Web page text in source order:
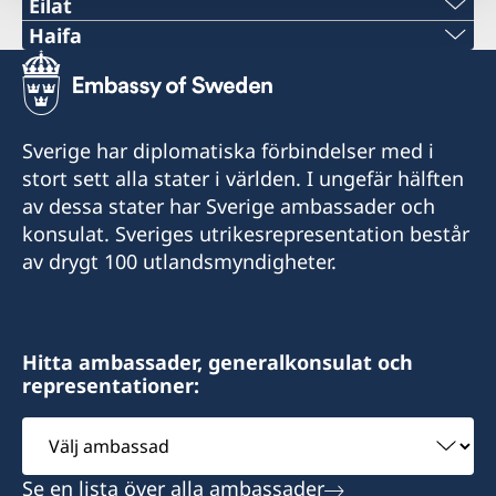
Telefon
+972 (0)8 6348038
+972 (0)8 6347021
Consulate of Sweden
Mor Center 2nd floor
Honorärkonsul
Mr Moshe Krispin
Haifa
Telefon 1
+972 4 864 31 62
Telefon 2
+972 4 864 31 65
Fax
Consulate of Sweden
2 Kikar Chayat
Haifa 31334
Israel
Sverige har diplomatiska förbindelser med i
stort sett alla stater i världen. I ungefär hälften
av dessa stater har Sverige ambassader och
konsulat. Sveriges utrikesrepresentation består
av drygt 100 utlandsmyndigheter.
Hitta ambassader, generalkonsulat och
representationer:
Välj
ambassad
Se en lista över alla ambassader